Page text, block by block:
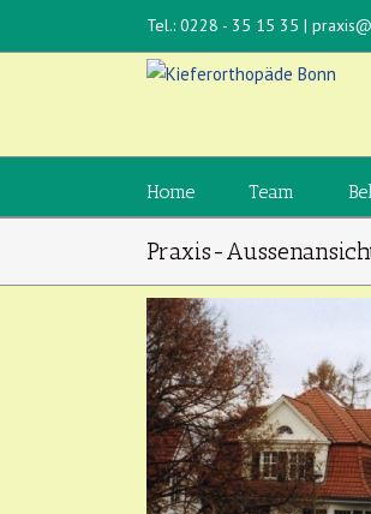
Tel.: 0228 - 35 15 35 |
Home Team
Praxis-